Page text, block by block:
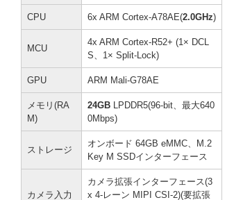
CPU 6x ARM Cortex-A78AE(2.0GHz)
MCU
4x ARM Cortex-R52+ (1× DCL
S、1× Split-Lock)
GPU ARM Mali-G78AE
メモリ(RA
M)
24GB LPDDR5(96-bit、最大640
0Mbps)
ストレージ
オンボード 64GB eMMC、M.2
Key M SSDインターフェース
カメラ入力
カメラ拡張インターフェース(3
x 4-レーン MIPI CSI-2)(要拡張